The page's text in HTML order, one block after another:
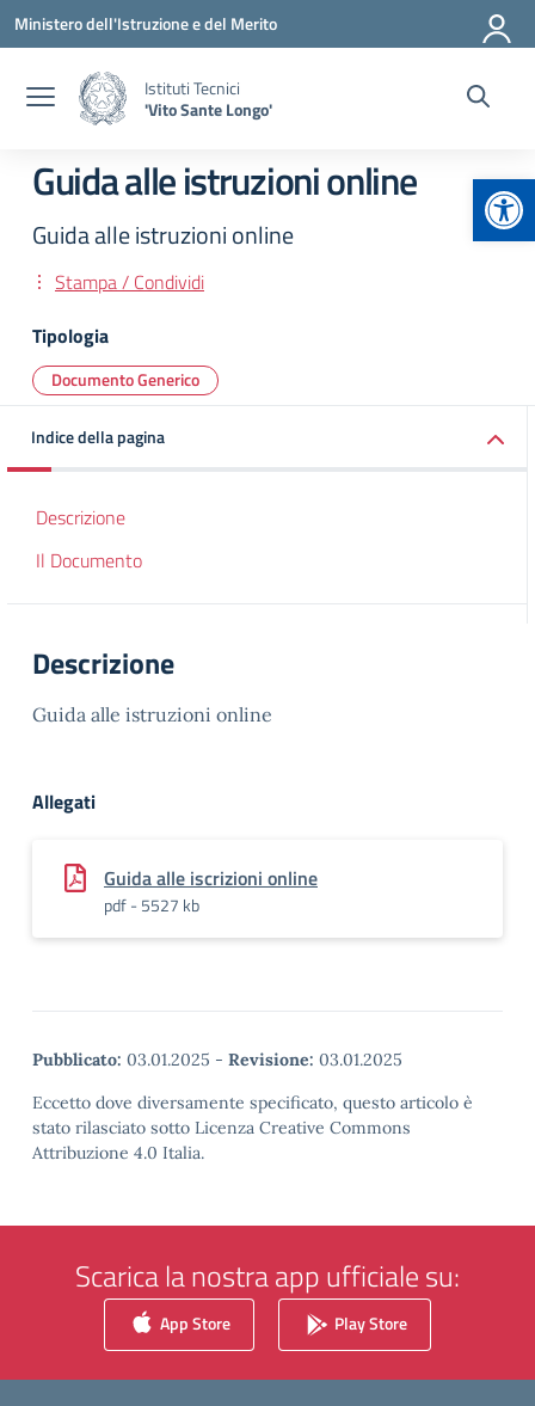
Vai ai contenuti
Vai al menu di navigazione
Vai al footer
Ministero dell'Istruzione e del Merito
Istituti Tecnici
'Vito Sante Longo'
Guida alle istruzioni online
Guida alle istruzioni online
Stampa / Condividi
Tipologia
Documento Generico
Indice della pagina
Descrizione
Il Documento
Descrizione
Guida alle istruzioni online
Allegati
Guida alle iscrizioni online
pdf - 5527 kb
Pubblicato: 03.01.2025 - Revisione: 03.01.2025
Eccetto dove diversamente specificato, questo articolo è
stato rilasciato sotto Licenza Creative Commons
Attribuzione 4.0 Italia.
Scarica la nostra app ufficiale su:
App Store Play Store